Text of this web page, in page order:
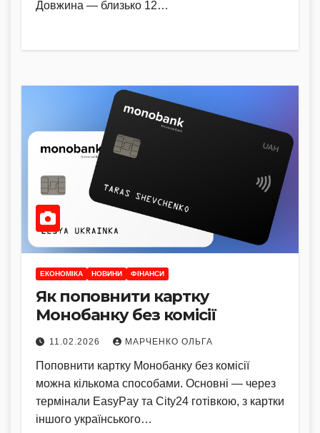
Довжина — близько 12…
ЕКОНОМІКА НОВИНИ ФІНАНСИ
Як поповнити картку
Монобанку без комісії
11.02.2026 МАРЧЕНКО ОЛЬГА
Поповнити картку Монобанку без комісії
можна кількома способами. Основні — через
термінали EasyPay та City24 готівкою, з картки
іншого українського…